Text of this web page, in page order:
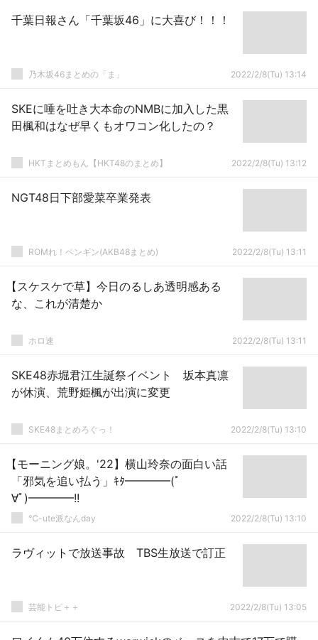
千葉日報さん「千葉坂46」に大喜び！！！
乃木坂46まとめの「ま」 2022/2/8(Tu) 13:14
SKEに唾を吐き大本命のNMBに加入した黒
田楓和はなぜ早くもオワコン化したの？
HKTまとめもん【HKT48のまとめ】 2022/2/8(Tu) 13:12
NGT48日下部愛菜卒業発表
ROMれ！ペンギン(AKB48まとめ) 2022/2/8(Tu) 13:11
【スケスケで草】今日のるしあ透明感ある
な、これが清楚か
ホロ速 2022/2/8(Tu) 13:11
SKE48赤堀君江生誕祭イベント 坂本真凛
が休演、荒野姫楓が出演に変更
SKE48まとめろぐっ！ 2022/2/8(Tu) 13:10
【モーニング娘。'22】横山玲奈の面白い話
「邪気を追い払う」ｷﾀ━━━━(ﾟ
∀ﾟ)━━━━!!
℃-ute派なんday 2022/2/8(Tu) 13:10
ラヴィットで放送事故 TBS生放送で訂正
芸能トピ＋＋ 2022/2/8(Tu) 13:05